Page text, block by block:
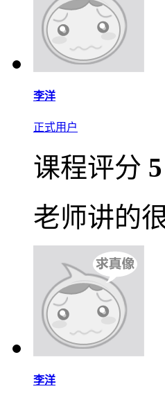
李洋
正式用户
课程评分 5
老师讲的
李洋